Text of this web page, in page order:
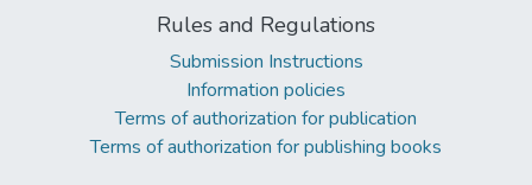
Rules and Regulations
Submission Instructions
Information policies
Terms of authorization for publication
Terms of authorization for publishing books